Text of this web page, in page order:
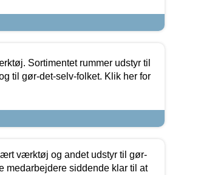
Sortimentet rummer udstyr til
til gør-det-selv-folket. Klik her for
værktøj og andet udstyr til gør-
medarbejdere siddende klar til at